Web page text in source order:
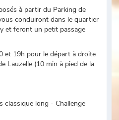
à partir du Parking de
conduiront dans le quartier
et feront un petit passage
et 19h pour le départ à droite
Lauzelle (10 min à pied de la
classique long - Challenge